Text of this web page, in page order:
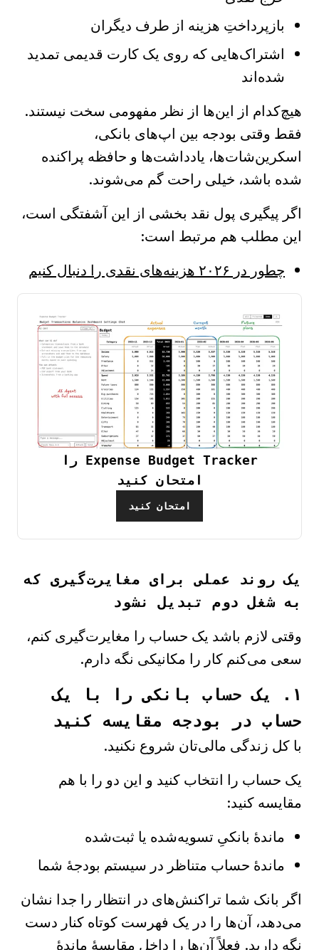
بازپرداختِ هزینه از طرف دیگران
اشتراک‌هایی که روی یک کارت قدیمی تمدید
شده‌اند
هیچ‌کدام از این‌ها از نظر مفهومی سخت نیستند.
فقط وقتی بودجه بین اپ‌های بانکی،
اسکرین‌شات‌ها، یادداشت‌ها و حافظه پراکنده
شده باشد، خیلی راحت گم می‌شوند.
اگر پیگیری پول نقد بخشی از این آشفتگی است،
این مطلب هم مرتبط است:
چطور در ۲۰۲۶ هزینه‌های نقدی را دنبال کنیم
Expense Budget Tracker را
امتحان کنید
امتحان کنید
یک روند عملی برای مغایرت‌گیری که
به شغل دوم تبدیل نشود
وقتی لازم باشد یک حساب را مغایرت‌گیری کنم،
سعی می‌کنم کار را مکانیکی نگه دارم.
۱. یک حساب بانکی را با یک
حساب در بودجه مقایسه کنید
با کل زندگی مالی‌تان شروع نکنید.
یک حساب را انتخاب کنید و این دو را با هم
مقایسه کنید:
ماندهٔ بانکیِ تسویه‌شده یا ثبت‌شده
ماندهٔ حساب متناظر در سیستم بودجهٔ شما
اگر بانک شما تراکنش‌های در انتظار را جدا نشان
می‌دهد، آن‌ها را در یک فهرست کوتاه کنار دست
نگه دارید. فعلاً آن‌ها را داخل مقایسهٔ ماندهٔ